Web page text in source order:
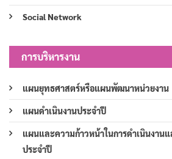
Social Network
การบริหารงาน
แผนยุทธศาสตร์หรือแผนพัฒนาหน่วยงาน
แผนดำเนินงานประจำปี
แผนและความก้าวหน้าในการดำเนินงาน
ประจำปี